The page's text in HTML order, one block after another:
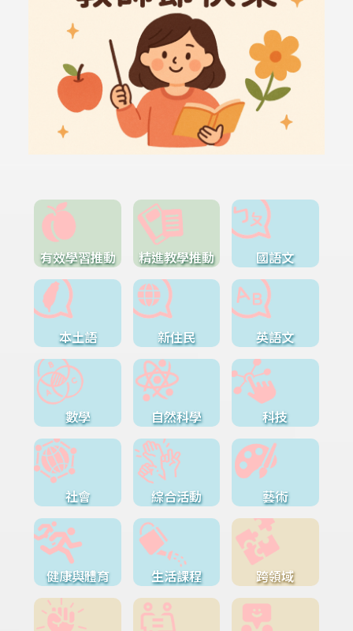
有效學習推動 精進教學推動 國語文
本土語 新住民 英語文
數學 自然科學 科技
社會 綜合活動 藝術
健康與體育 生活課程 跨領域